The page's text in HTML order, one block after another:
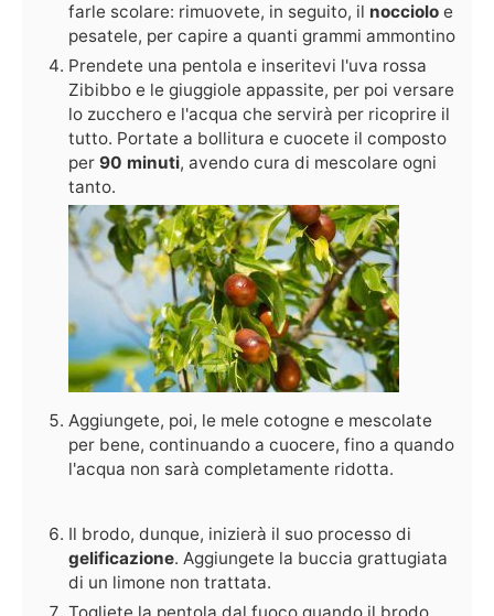
farle scolare: rimuovete, in seguito, il nocciolo e
pesatele, per capire a quanti grammi ammontino
Prendete una pentola e inseritevi l'uva rossa
Zibibbo e le giuggiole appassite, per poi versare
lo zucchero e l'acqua che servirà per ricoprire il
tutto. Portate a bollitura e cuocete il composto
per 90 minuti, avendo cura di mescolare ogni
tanto.
Aggiungete, poi, le mele cotogne e mescolate
per bene, continuando a cuocere, fino a quando
l'acqua non sarà completamente ridotta.
Il brodo, dunque, inizierà il suo processo di
gelificazione. Aggiungete la buccia grattugiata
di un limone non trattata.